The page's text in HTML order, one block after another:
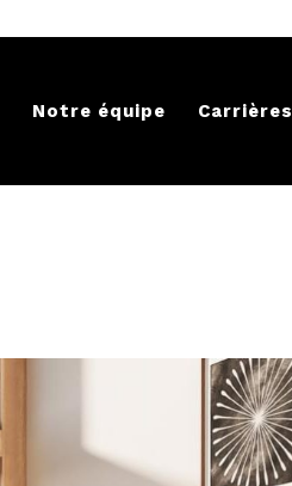
Notre équipe Carrières